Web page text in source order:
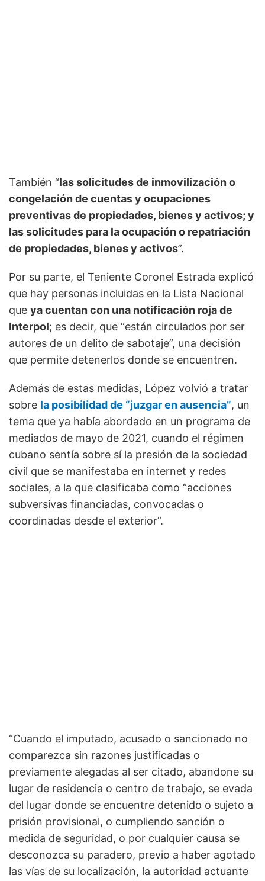
También “las solicitudes de inmovilización o
congelación de cuentas y ocupaciones
preventivas de propiedades, bienes y activos; y
las solicitudes para la ocupación o repatriación
de propiedades, bienes y activos”.
Por su parte, el Teniente Coronel Estrada explicó
que hay personas incluidas en la Lista Nacional
que ya cuentan con una notificación roja de
Interpol; es decir, que “están circulados por ser
autores de un delito de sabotaje”, una decisión
que permite detenerlos donde se encuentren.
Además de estas medidas, López volvió a tratar
sobre la posibilidad de “juzgar en ausencia”, un
tema que ya había abordado en un programa de
mediados de mayo de 2021, cuando el régimen
cubano sentía sobre sí la presión de la sociedad
civil que se manifestaba en internet y redes
sociales, a la que clasificaba como “acciones
subversivas financiadas, convocadas o
coordinadas desde el exterior”.
“Cuando el imputado, acusado o sancionado no
comparezca sin razones justificadas o
previamente alegadas al ser citado, abandone su
lugar de residencia o centro de trabajo, se evada
del lugar donde se encuentre detenido o sujeto a
prisión provisional, o cumpliendo sanción o
medida de seguridad, o por cualquier causa se
desconozca su paradero, previo a haber agotado
las vías de su localización, la autoridad actuante